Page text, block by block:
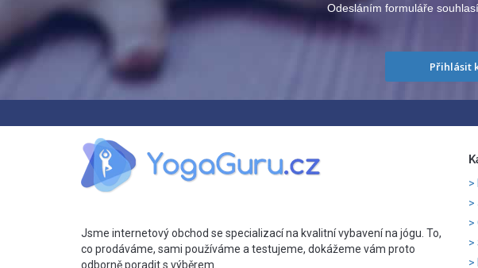
Odesláním formuláře
Přihlásit
Jsme internetový obchod se specializací na kvalitní vybavení na jógu. To,
co prodáváme, sami používáme a testujeme, dokážeme vám proto
odborně poradit s výběrem.